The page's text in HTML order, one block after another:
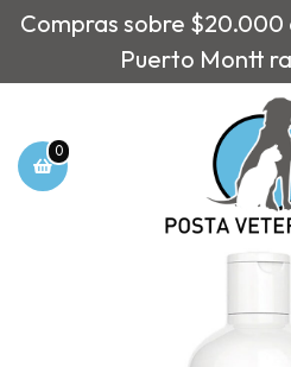
Compras sobre $20.000
Puerto Montt
0